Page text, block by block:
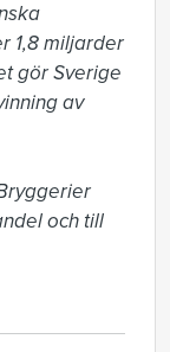
1,8 miljarder
gör Sverige
av
och till